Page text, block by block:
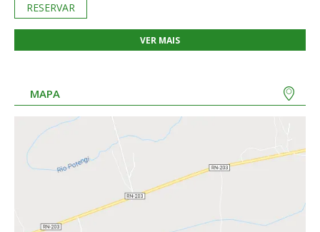
RESERVAR
VER MAIS
MAPA